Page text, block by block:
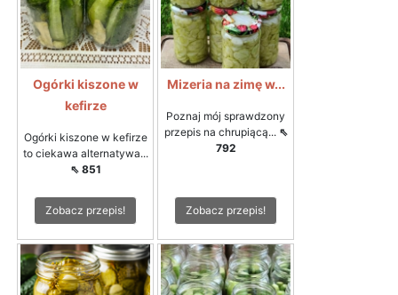
Ogórki kiszone w
kefirze
Ogórki kiszone w kefirze
to ciekawa alternatywa...
⇖ 851
Zobacz przepis!
Mizeria na zimę w...
Poznaj mój sprawdzony
przepis na chrupiącą... ⇖
792
Zobacz przepis!